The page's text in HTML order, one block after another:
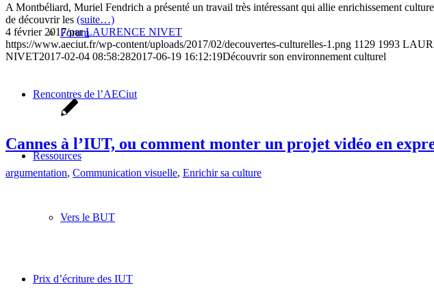
Forum
Rencontres de l’AECiut
Ressources
Vers le BUT
Prix d’écriture des IUT
A Montbéliard, Muriel Fendrich a présenté un travail très intéressant qui allie enrichissement
de découvrir les (suite…)
4 février 2017/parLAURENCE NIVET
https://www.aeciut.fr/wp-content/uploads/2017/02/decouvertes-culturelles-1.png 1129 1993
NIVET2017-02-04 08:58:282017-06-19 16:12:19Découvrir son environnement culturel
Cannes à l’IUT, ou comment monter un projet vidéo en
argumentation, Communication visuelle, Enrichir sa culture